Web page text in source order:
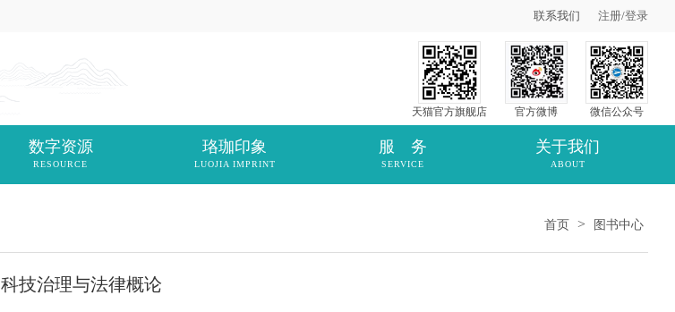
联系我们 注册/登录
天猫官方旗舰店 官方微博 微信公众号
数字资源
RESOURCE
珞珈印象
LUOJIA IMPRINT
服 务
SERVICE
关于我们
ABOUT
首页 > 图书中心
科技治理与法律概论